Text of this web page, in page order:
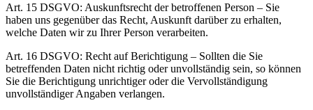
Art. 15 DSGVO: Auskunftsrecht der betroffenen Person – Sie
haben uns gegenüber das Recht, Auskunft darüber zu erhalten,
welche Daten wir zu Ihrer Person verarbeiten.
Art. 16 DSGVO: Recht auf Berichtigung – Sollten die Sie
betreffenden Daten nicht richtig oder unvollständig sein, so können
Sie die Berichtigung unrichtiger oder die Vervollständigung
unvollständiger Angaben verlangen.